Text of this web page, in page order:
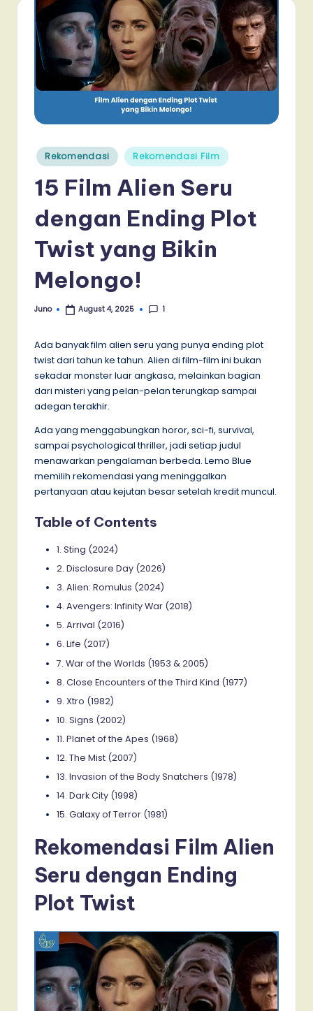
Posted
in
Rekomendasi Rekomendasi Film
15 Film Alien Seru
dengan Ending Plot
Twist yang Bikin
Melongo!
Posted
Juno August 4, 2025 1
Ada banyak film alien seru yang punya ending plot
twist dari tahun ke tahun. Alien di film-film ini bukan
sekadar monster luar angkasa, melainkan bagian
dari misteri yang pelan-pelan terungkap sampai
adegan terakhir.
Ada yang menggabungkan horor, sci-fi, survival,
sampai psychological thriller, jadi setiap judul
menawarkan pengalaman berbeda. Lemo Blue
memilih rekomendasi yang meninggalkan
pertanyaan atau kejutan besar setelah kredit muncul.
Table of Contents
1. Sting (2024)
2. Disclosure Day (2026)
3. Alien: Romulus (2024)
4. Avengers: Infinity War (2018)
5. Arrival (2016)
6. Life (2017)
7. War of the Worlds (1953 & 2005)
8. Close Encounters of the Third Kind (1977)
9. Xtro (1982)
10. Signs (2002)
11. Planet of the Apes (1968)
12. The Mist (2007)
13. Invasion of the Body Snatchers (1978)
14. Dark City (1998)
15. Galaxy of Terror (1981)
Rekomendasi Film Alien
Seru dengan Ending
Plot Twist